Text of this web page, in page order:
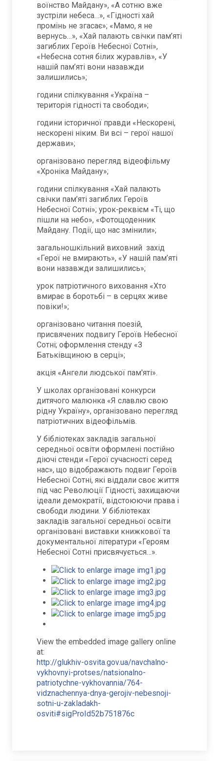
воїнство Майдану», «А сотню вже
зустріли небеса…», «Гідності хай
промінь не згасає»; «Мамо, я не
вернусь…», «Хай палають свічки пам’яті
загиблих Героїв Небесної Сотні»,
«Небесна сотня білих журавлів», «У
нашій пам’яті вони назавжди
залишились»;
години спілкування «Україна –
територія гідності та свободи»;
години історичної правди «Нескорені,
нескорені ніким. Ви всі – герої нашої
держави»;
організовано перегляд відеофільму
«Хроніка Майдану»;
години спілкування «Хай палають
свічки пам’яті загиблих Героїв
Небесної Сотні»; урок-реквієм «Ті, що
пішли на небо», «Фотощоденник
Майдану. Події, що нас змінили»;
загальношкільний виховний захід
«Герої не вмирають», «У нашій пам’яті
вони назавжди залишились»;
урок патріотичного виховання «Хто
вмирає в боротьбі – в серцях живе
повіки!»;
організовано читання поезій,
присвячених подвигу Героїв Небесної
Сотні; оформлення стенду «З
Батьківщиною в серці»;
акція «Ангели людської пам'яті».
У школах організовані конкурси
дитячого малюнка «Я славлю свою
рідну Україну», організовано перегляд
патріотичних відеофільмів.
У бібліотеках закладів загальної
середньої освіти оформлені постійно
діючі стенди «Герої сучасності серед
нас», що відображають подвиг Героїв
Небесної Сотні, які віддали своє життя
під час Революції Гідності, захищаючи
ідеали демократії, відстоюючи права і
свободи людини. У бібліотеках
закладів загальної середньої освіти
організовані виставки книжкової та
документальної літератури «Героям
Небесної Сотні присвячується…».
View the embedded image gallery online
at:
http://glukhiv-osvita.gov.ua/navchalno-
vykhovnyi-protses/natsionalno-
patriotychne-vykhovannia/764-
vidznachennya-dnya-gerojiv-nebesnoji-
sotni-u-zakladakh-
osviti#sigProId52b751876c